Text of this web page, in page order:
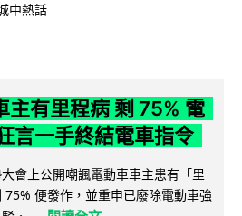
中熱話
主有里程病 剩 75% 電
言一手終結電車指令
會上公開嘲諷電動車車主患有「里
便發作，並重申已廢除電動車強